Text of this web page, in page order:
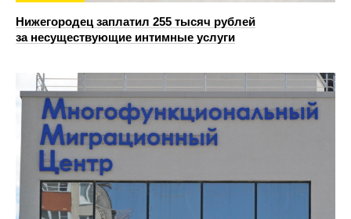
Нижегородец заплатил 255 тысяч рублей
за несуществующие интимные услуги